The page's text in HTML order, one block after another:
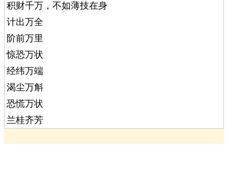
积财千万，不如薄技在身
计出万全
阶前万里
惊恐万状
经纬万端
渴尘万斛
恐慌万状
兰桂齐芳